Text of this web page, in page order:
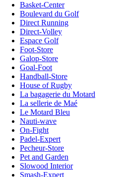
Basket-Center
Boulevard du Golf
Direct Running
Direct-Volley
Espace Golf
Foot-Store
Galop-Store
Goal-Foot
Handball-Store
House of Rugby
La bagagerie du Motard
La sellerie de Maé
Le Motard Bleu
Nauti-wave
On-Fight
Padel-Expert
Pecheur-Store
Pet and Garden
Slowood Interior
Smash-Expert